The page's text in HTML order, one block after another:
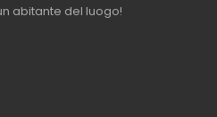
abitante del luogo!